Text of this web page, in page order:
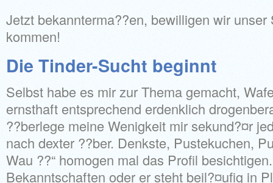
Jetzt bekannterma??en, bewilligen wir
kommen!
Die Tinder-Sucht beginnt
Selbst habe es mir zur Thema gemacht,
ernsthaft entsprechend erdenklich
??berlege meine Wenigkeit mir sekund?¤r
nach dexter ??ber. Denkste, Pustekuchen,
Wau ??“ homogen mal das Profil
Bekanntschaften oder er steht beil?¤ufig in